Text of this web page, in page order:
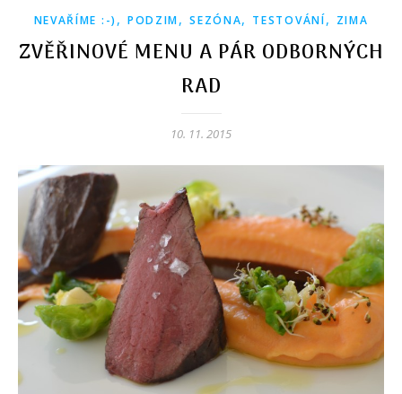
NEVAŘÍME :-), PODZIM,SEZÓNA, TESTOVÁNÍ, ZIMA
ZVĚŘINOVÉ MENU A PÁR ODBORNÝCH
RAD
10. 11. 2015